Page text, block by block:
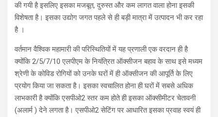
की गयी है इसलिए इसका मजबूत, दुरुस्त और कम लागत वाला होना इसकी
विशेषता है। इसका उद्योग जगत पहले से ही बड़ी मात्रा में उत्पादन भी कर रहा
है ।
वर्तमान वैश्विक महामारी की परिस्थितियों में यह प्रणाली एक वरदान ही है
क्योंकि 2/5/7/10 एलपीएम के नियंत्रित ऑक्सीजन बहाव के साथ इसे मध्यम
श्रेणी के कोविड रोगियों को उनके घरों में ही ऑक्सीजन की आपूर्ति के लिए
प्रयोग किया जा सकता है। इसका स्वचालित होना ही घरों में सबसे अधिक
लाभकारी है क्योंकि एसपीओ2 स्तर कम होते ही इसका ऑक्सीमीटर चेतावनी
(अलार्म ) देने लगता है। एसपीओ2 सेटिंग पर आधारित इसका प्रवाह स्वयं ही